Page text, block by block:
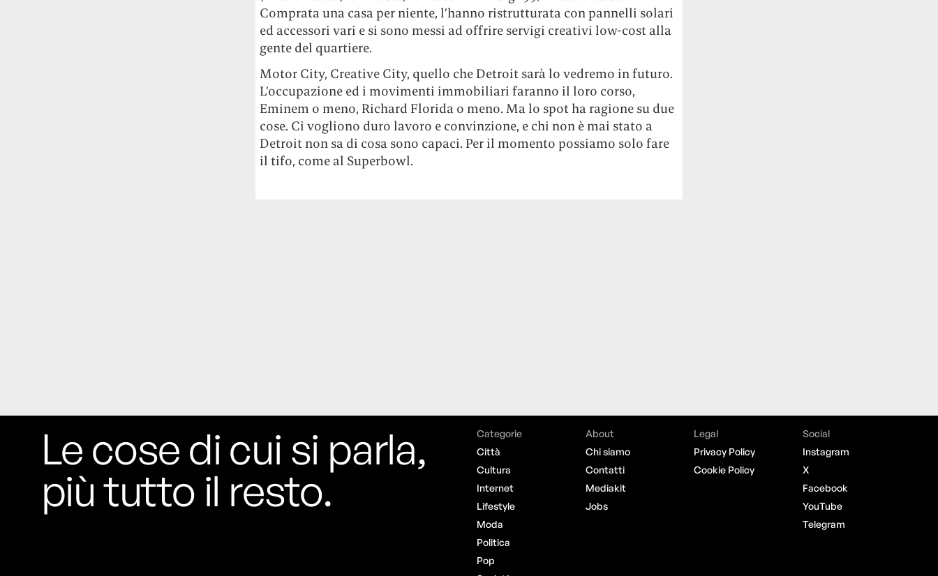
Comprata una casa per niente, l’hanno ristrutturata con pannelli solari
ed accessori vari e si sono messi ad offrire servigi creativi low-cost alla
gente del quartiere.
Motor City, Creative City, quello che Detroit sarà lo vedremo in futuro.
L’occupazione ed i movimenti immobiliari faranno il loro corso,
Eminem o meno, Richard Florida o meno. Ma lo spot ha ragione su due
cose. Ci vogliono duro lavoro e convinzione, e chi non è mai stato a
Detroit non sa di cosa sono capaci. Per il momento possiamo solo fare
il tifo, come al Superbowl.
Le cose di cui si parla,
più tutto il resto.
Categorie
Città
Cultura
Internet
Lifestyle
Moda
Politica
Pop
About
Chi siamo
Contatti
Mediakit
Jobs
Legal
Privacy Policy
Cookie Policy
Social
Instagram
X
Facebook
YouTube
Telegram